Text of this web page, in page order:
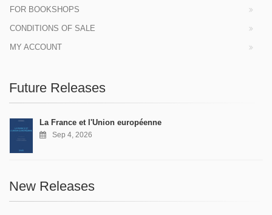
FOR BOOKSHOPS
CONDITIONS OF SALE
MY ACCOUNT
Future Releases
La France et l'Union européenne
Sep 4, 2026
New Releases